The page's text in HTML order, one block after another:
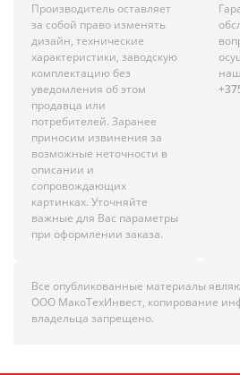
Производитель оставляет
за собой право изменять
дизайн, технические
характеристики, заводскую
комплектацию без
уведомления об этом
продавца или
потребителей. Заранее
приносим извинения за
возможные неточности в
описании и
сопровождающих
картинках. Уточняйте
важные для Вас параметры
при оформлении заказа.
Все опубликованные материалы
ООО МакоТехИнвест, копирование
владельца запрещено.